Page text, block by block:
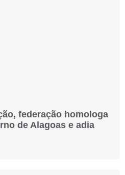
federação homologa
de Alagoas e adia